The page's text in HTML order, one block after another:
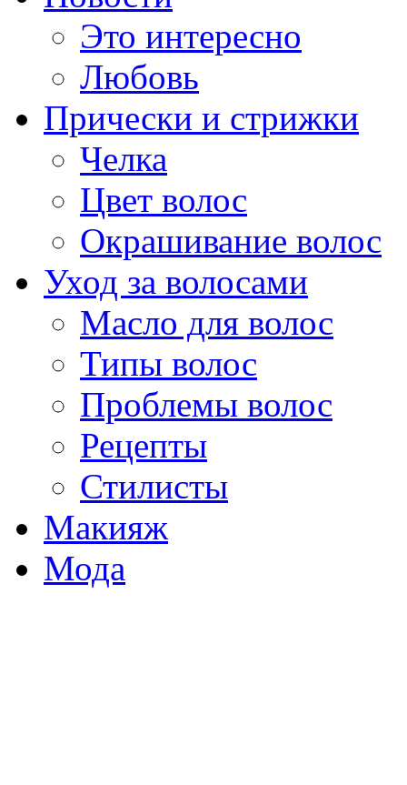
Это интересно
Любовь
Прически и стрижки
Челка
Цвет волос
Окрашивание волос
Уход за волосами
Масло для волос
Типы волос
Проблемы волос
Рецепты
Стилисты
Макияж
Мода